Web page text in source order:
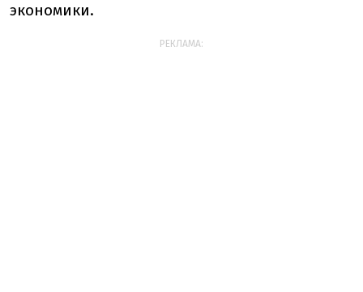
экономики.
РЕКЛАМА: